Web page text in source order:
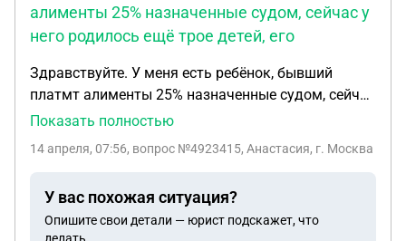
алименты 25% назначенные судом, сейчас у
него родилось ещё трое детей, его
Здравствуйте. У меня есть ребёнок, бывший
платмт алименты 25% назначенные судом, сейчас
у него родилось ещё трое детей, его бывшая жена
чтоб уменьшить у меня алименты. Проблема в
в суде конечно будут говорить что не живут, у
моего ребёнка косоглазие, я оплачиваю лечение и
Показать полностью
14 апреля, 07:56, вопрос №4923415, Анастасия, г. Москва
У вас похожая ситуация?
Опишите свои детали — юрист подскажет, что